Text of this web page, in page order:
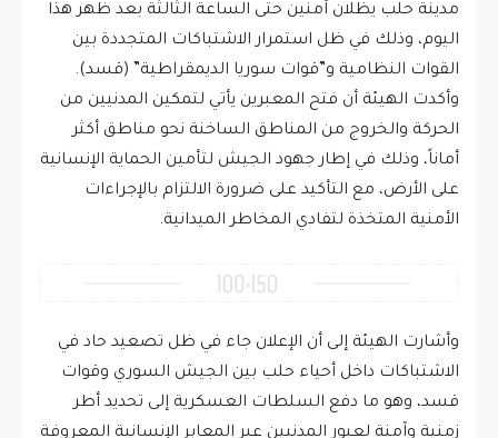
مدينة حلب يظلان آمنين حتى الساعة الثالثة بعد ظهر هذا
اليوم، وذلك في ظل استمرار الاشتباكات المتجددة بين
القوات النظامية و”قوات سوريا الديمقراطية” (قسد).
وأكدت الهيئة أن فتح المعبرين يأتي لتمكين المدنيين من
الحركة والخروج من المناطق الساخنة نحو مناطق أكثر
أماناً، وذلك في إطار جهود الجيش لتأمين الحماية الإنسانية
على الأرض، مع التأكيد على ضرورة الالتزام بالإجراءات
الأمنية المتخذة لتفادي المخاطر الميدانية.
وأشارت الهيئة إلى أن الإعلان جاء في ظل تصعيد حاد في
الاشتباكات داخل أحياء حلب بين الجيش السوري وقوات
قسد، وهو ما دفع السلطات العسكرية إلى تحديد أطر
زمنية وآمنة لعبور المدنيين عبر المعابر الإنسانية المعروفة